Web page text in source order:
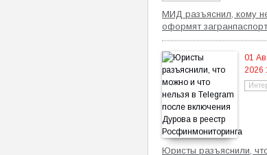
МИД разъяснил, кому
оформят
01
2026
Юристы разъяснили,